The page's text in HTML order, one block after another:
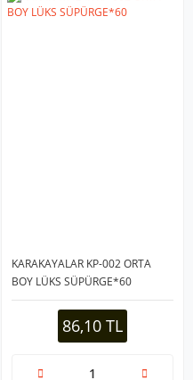
KARAKAYALAR KP-002 ORTA
BOY LÜKS SÜPÜRGE*60
86,10 TL